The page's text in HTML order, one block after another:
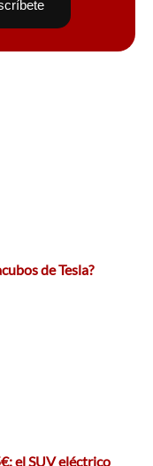
de Tesla?
el SUV eléctrico